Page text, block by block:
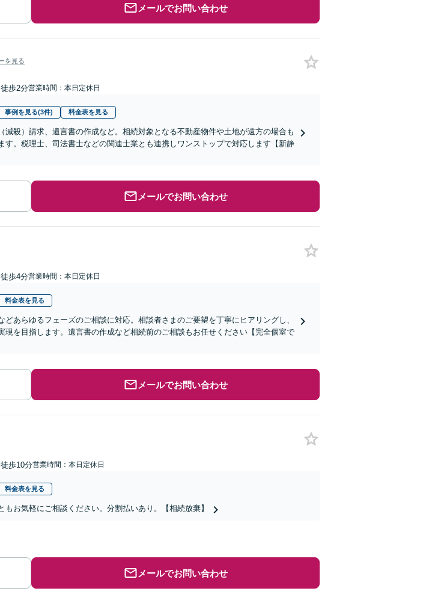
メールでお問い合わせ
を見る
歩2分営業時間：本日定休日
事例を見る(3件) 料金表を見る
減殺）請求、遺言書の作成など。相続対象となる不動産物件や土地が遠方の場合も
す。税理士、司法書士などの関連士業とも連携しワンストップで対応します【新静
メールでお問い合わせ
歩4分営業時間：本日定休日
料金表を見る
どあらゆるフェーズのご相談に対応。相談者さまのご要望を丁寧にヒアリングし、
現を目指します。遺言書の作成など相続前のご相談もお任せください【完全個室で
メールでお問い合わせ
歩10分営業時間：本日定休日
料金表を見る
もお気軽にご相談ください。分割払いあり。【相続放棄】
メールでお問い合わせ